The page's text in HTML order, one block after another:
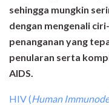
sehingga mungkin
dengan mengenali
penanganan yang
penularan serta
AIDS.
HIV (Human